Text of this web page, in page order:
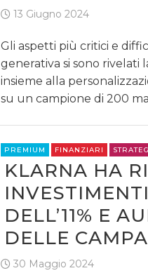
13 Giugno 2024
Gli aspetti più critici e
generativa si sono rivelati
insieme alla
su un campione di 200
PREMIUM FINANZIARI
KLARNA HA
DELL’11% E
DELLE
30 Maggio 2024